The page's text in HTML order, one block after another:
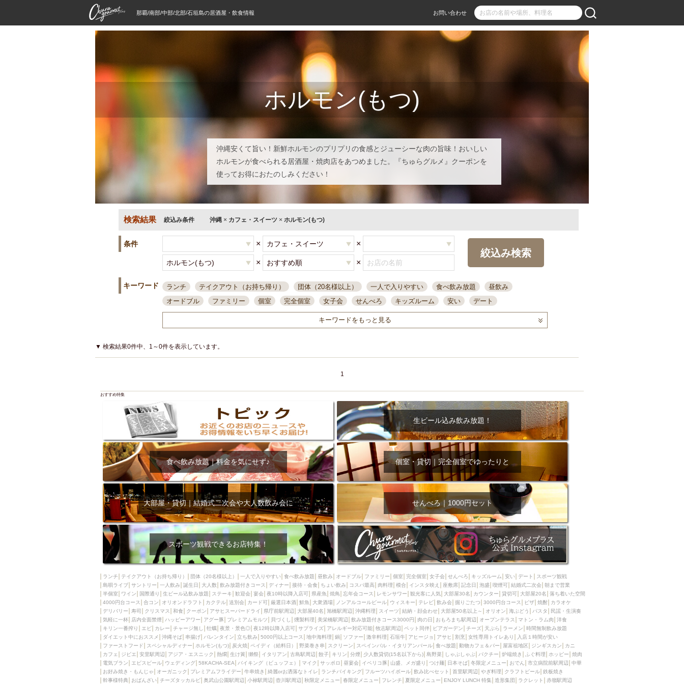
那覇/南部/中部/北部/石垣島の居酒屋・飲食情報 お問い合わせ
ホルモン(もつ)
沖縄安くて旨い！新鮮ホルモンのプリプリの食感とジューシーな肉の旨味！おいしい
ホルモンが食べられる居酒屋・焼肉店をあつめました。『ちゅらグルメ』クーポンを
使ってお得におたのしみください！
検索結果 絞込み条件 沖縄 × カフェ・スイーツ × ホルモン(もつ)
条件 × ×
× ×
絞込み検索
キーワード ランチ テイクアウト（お持ち帰り） 団体（20名様以上） 一人で入りやすい 食べ飲み放題
昼飲み
オードブル
ファミリー 個室 完全個室 女子会 せんべろ キッズルーム 安い
デート
一人飲み 誕生日 大人数
接待・会食
ちょい飲み コスパ最高 肉料理 模合 インスタ映え 座敷席 記念日 泡盛
喫煙可
結婚式二次会
夜10時以降入店可
県産魚 焼鳥 忘年会コース レモンサワー 観光客に人気 大部屋30名
カウンター
4000円台コース
デリバリー 寿司 クリスマス 和食
クーポン
アサヒスーパードライ
県庁前駅周辺 旭橋駅周辺 沖縄料理 スイーツ
結納・顔会わせ
大部屋50名以上～
オリオン 海ぶどう 民謡・生演奏 気軽に一杯
店内全面禁煙
ハッピーアワー
アグー豚 プレミアムモルツ 貝づくし 燻製料理
美栄橋駅周辺
飲み放題付きコース3000円
肉の日 おもろまち駅周辺 オープンテラス マトン・ラム肉
洋食
キリン一番搾り
エビ カレー チャージ無し 牡蠣 夜景・景色◎ 夜12時以降入店可
サプライズ
アレルギー対応可能
牧志駅周辺 ペット同伴 ビアガーデン 天ぷら
時間無制飲み放題
ダイエット中におススメ
沖縄そば 串揚げ バレンタイン 立ち飲み 5000円以上コース 地中海料理
鍋
ソファー
激辛料理 石垣牛 アヒージョ アサヒ 割烹 女性専用トイレあり
入店１時間が安い
ファーストフード
スペシャルディナー ホルモン(もつ) 炭火焼 ペイディ（給料日）
野菜巻き串
スクリーン
スペインバル・イタリアンバール 食べ放題 動物カフェ＆バー 屋富祖地区
ジンギスカン
カニ
カフェ ジビエ 安里駅周辺 アジア・エスニック 熱燗 生け簀 獺祭 イタリアン
古島駅周辺
分煙 少人数貸切(15名以下から) しゃぶしゃぶ パクチー 炉端焼き
ふぐ料理
ホッピー
焼肉 電気ブラン エビスビール ウェディング 58KACHA-SEA
バイキング（ビュッフェ）
マイク
サッポロ 昼宴会 イベリコ豚 山盛、メガ盛り つけ麺 日本そば 冬限定メニュー
おでん
市立病院前駅周辺
中華 お好み焼き・もんじゃ オーガニック プレミアムフライデー
牛串焼き
綺麗orお洒落なトイレ
ランチバイキング フルーツハイボール 飲み比べセット 首里駅周辺
やぎ料理
クラフトビール
鉄板焼き 幹事様特典 おばんざい チーズタッカルビ 奥武山公園駅周辺
小禄駅周辺
壺川駅周辺
秋限定メニュー 春限定メニュー フレンチ 夏限定メニュー ENJOY LUNCH 特集
造形集団
ラクレット
赤嶺駅周辺 シードル 那覇空港駅周辺 儀保駅周辺
キーワードをもっと見る
▼ 検索結果0件中、1～0件を表示しています。
1
おすすめ特集
生ビール込み飲み放題！
食べ飲み放題｜料金を気にせず♪ 個室・貸切｜完全個室でゆったりと
大部屋・貸切｜結婚式二次会や大人数飲み会に せんべろ｜1000円セット
スポーツ観戦できるお店特集！
ランチ テイクアウト（お持ち帰り） 団体（20名様以上） 一人で入りやすい 食べ飲み放題 昼飲み オードブル ファミリー 個室 完全個室 女子会 せんべろ キッズルーム 安い デート
スポーツ観戦
島唄ライブ サントリー 一人飲み 誕生日 大人数 飲み放題付きコース ディナー 接待・会食 ちょい飲み コスパ最高 肉料理 模合 インスタ映え 座敷席 記念日 泡盛 喫煙可 結婚式二次会 朝まで営業
半個室
ワイン 国際通り 生ビール込飲み放題 ステーキ 歓迎会 宴会 夜10時以降入店可 県産魚 焼鳥 忘年会コース レモンサワー 観光客に人気 大部屋30名 カウンター 貸切可 大部屋20名
落ち着いた空間
4000円台コース
合コン オリオンドラフト カクテル 送別会 カード可 厳選日本酒 鮮魚 大衆酒場 ノンアルコールビール ウィスキー テレビ 飲み会 掘りごたつ 3000円台コース ピザ 焼酎
カラオケ
デリバリー
寿司 クリスマス 和食 クーポン アサヒスーパードライ 県庁前駅周辺 大部屋40名 旭橋駅周辺 沖縄料理 スイーツ 結納・顔会わせ 大部屋50名以上～ オリオン 海ぶどう パスタ
民謡・生演奏
気軽に一杯
店内全面禁煙 ハッピーアワー アグー豚 プレミアムモルツ 貝づくし 燻製料理 美栄橋駅周辺 飲み放題付きコース3000円 肉の日 おもろまち駅周辺 オープンテラス マトン・ラム肉
洋食
キリン一番搾り
エビ カレー チャージ無し 牡蠣 夜景・景色◎ 夜12時以降入店可 サプライズ アレルギー対応可能 牧志駅周辺 ペット同伴 ビアガーデン チーズ 天ぷら ラーメン
時間無制飲み放題
ダイエット中におススメ
沖縄そば 串揚げ バレンタイン 立ち飲み 5000円以上コース 地中海料理 鍋 ソファー 激辛料理 石垣牛 アヒージョ アサヒ 割烹 女性専用トイレあり
入店１時間が安い
ファーストフード
スペシャルディナー ホルモン(もつ) 炭火焼 ペイディ（給料日） 野菜巻き串 スクリーン スペインバル・イタリアンバール 食べ放題 動物カフェ＆バー 屋富祖地区 ジンギスカン
カニ
カフェ
ジビエ 安里駅周辺 アジア・エスニック 熱燗 生け簀 獺祭 イタリアン 古島駅周辺 餃子 キリン 分煙 少人数貸切(15名以下から) 島野菜 しゃぶしゃぶ パクチー 炉端焼き ふぐ料理 ホッピー
焼肉
電気ブラン
エビスビール ウェディング 58KACHA-SEA バイキング（ビュッフェ） マイク サッポロ 昼宴会 イベリコ豚 山盛、メガ盛り つけ麺 日本そば 冬限定メニュー おでん 市立病院前駅周辺
中華
お好み焼き・もんじゃ
オーガニック プレミアムフライデー 牛串焼き 綺麗orお洒落なトイレ ランチバイキング フルーツハイボール 飲み比べセット 首里駅周辺 やぎ料理 クラフトビール 鉄板焼き
幹事様特典
おばんざい チーズタッカルビ 奥武山公園駅周辺 小禄駅周辺 壺川駅周辺 秋限定メニュー 春限定メニュー フレンチ 夏限定メニュー ENJOY LUNCH 特集 造形集団 ラクレット 赤嶺駅周辺